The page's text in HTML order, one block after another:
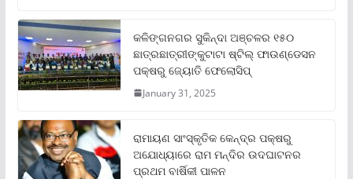
କଳିଙ୍ଗନଗର ସୁକିନ୍ଦା ଅଞ୍ଚଳର ୧୫୦
ଛାତ୍ରଛାତ୍ରୀଙ୍କୁଟାଟା ଷ୍ଟିଲ୍ ଫାଉଣ୍ଡେସନ
ପକ୍ଷରୁ ଜ୍ୟୋତି ଫେଲୋସିପ୍‌
January 31, 2025
ରାମାୟଣ ସାଂସ୍କୃତିକ କେନ୍ଦ୍ର ପକ୍ଷରୁ
ଅଯୋଧ୍ୟାରେ ରାମ ମନ୍ଦିର ଉଦଘାଟନର
ପ୍ରଥମ ବାର୍ଷିକୀ ପାଳନ